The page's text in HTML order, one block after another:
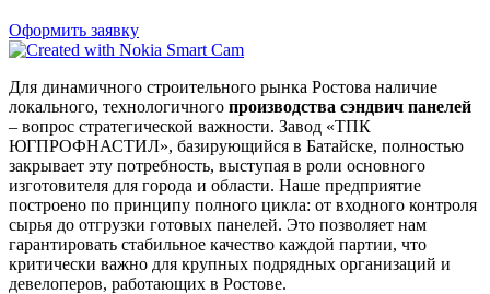
Оформить заявку
Для динамичного строительного рынка Ростова наличие
локального, технологичного производства сэндвич панелей
– вопрос стратегической важности. Завод «ТПК
ЮГПРОФНАСТИЛ», базирующийся в Батайске, полностью
закрывает эту потребность, выступая в роли основного
изготовителя для города и области. Наше предприятие
построено по принципу полного цикла: от входного контроля
сырья до отгрузки готовых панелей. Это позволяет нам
гарантировать стабильное качество каждой партии, что
критически важно для крупных подрядных организаций и
девелоперов, работающих в Ростове.